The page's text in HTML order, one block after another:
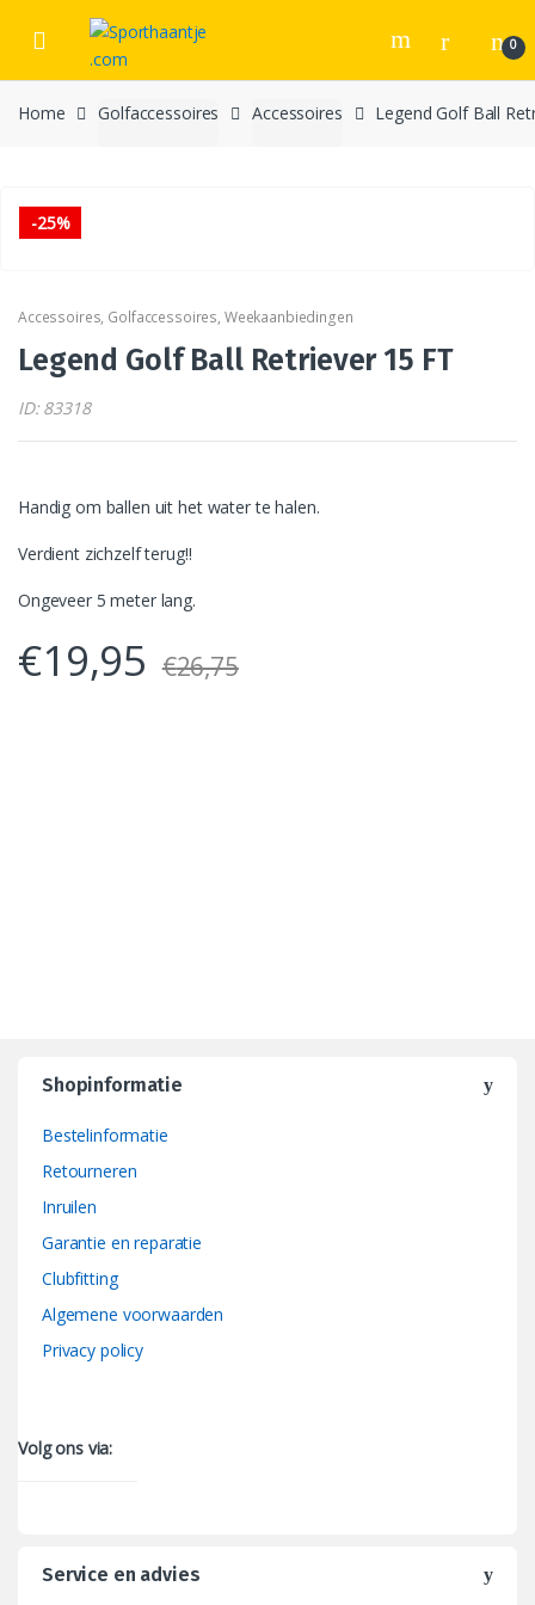
0
Home Golfaccessoires Accessoires Legend Golf Ball
-25%
Accessoires, Golfaccessoires, Weekaanbiedingen
Legend Golf Ball Retriever 15 FT
ID: 83318
Handig om ballen uit het water te halen.
Verdient zichzelf terug!!
Ongeveer 5 meter lang.
€19,95 €26,75
Shopinformatie
Bestelinformatie
Retourneren
Inruilen
Garantie en reparatie
Clubfitting
Algemene voorwaarden
Privacy policy
Volg ons via:
Service en advies